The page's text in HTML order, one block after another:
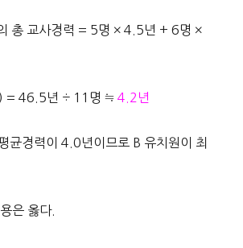
총 교사경력 = 5명 × 4.5년 + 6명 ×
) = 46.5년 ÷ 11명 ≒ 4.2년
균경력이 4.0년이므로 B 유치원이 최
은 옳다.